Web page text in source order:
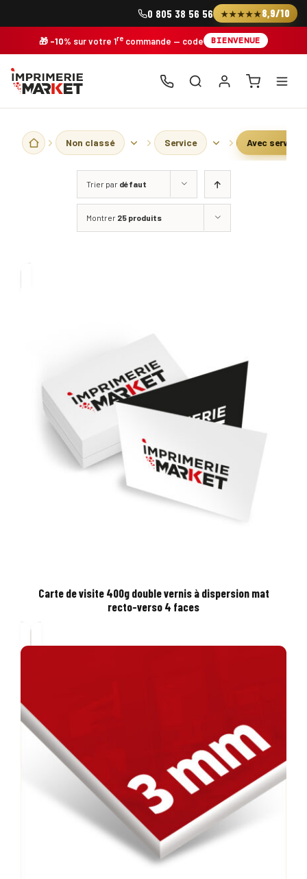
0 805 38 56 56 ★★★★★8,9/10
🎁 -10% sur votre 1re commande — code BIENVENUE
Non classé Service Avec service
Trier par défaut
Montrer 25 produits
Carte de visite 400g double vernis à dispersion mat
recto-verso 4 faces